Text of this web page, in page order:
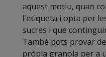
aquest motiu, quan
l'etiqueta i opta per
sucres i que
També pots provar
pròpia granola per a